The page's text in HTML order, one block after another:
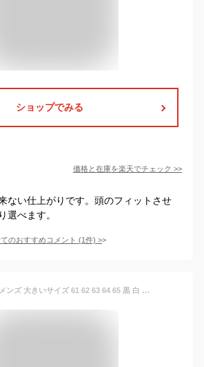
ショップでみる
価格と在庫を楽天でチェック >>
ない仕上がりです。頭のフィットさせ
選べます。
のおすすめコメント (1件) >
帽子 キャップ メンズ 大きいサイズ 61 62 63 64 65 黒 白 紺 デニム ブラック ホワイト ネイビー ベージュ ローキャップ カーブキャップ オシャレ アメカジ ストリート 新作 定番 おすすめ 6色展定 大人 30代 40代 50代